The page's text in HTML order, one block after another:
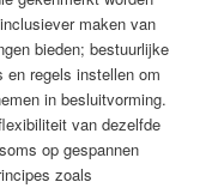
maken van
bieden; bestuurlijke
en regels instellen om
in besluitvorming.
van dezelfde
op gespannen
zoals